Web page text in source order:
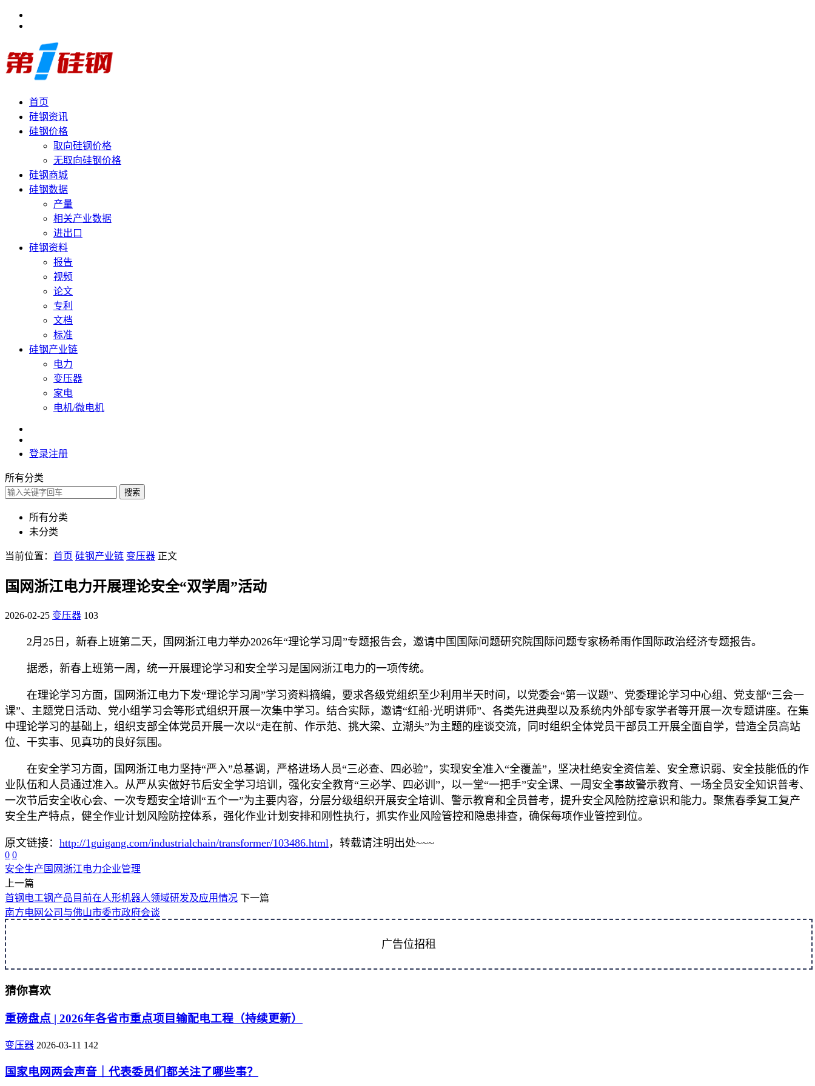
首页
硅钢资讯
硅钢价格
取向硅钢价格
无取向硅钢价格
硅钢商城
硅钢数据
产量
相关产业数据
进出口
硅钢资料
报告
视频
论文
专利
文档
标准
硅钢产业链
电力
变压器
家电
电机/微电机
登录注册
所有分类
搜索
所有分类
未分类
当前位置： 首页 硅钢产业链 变压器 正文
国网浙江电力开展理论安全“双学周”活动
2026-02-25 变压器 103
2月25日，新春上班第二天，国网浙江电力举办2026年“理论学习周”专题报告会，邀请中国国际问题研究院国际问题专家杨希雨作国际政治经济专题报告。
据悉，新春上班第一周，统一开展理论学习和安全学习是国网浙江电力的一项传统。
在理论学习方面，国网浙江电力下发“理论学习周”学习资料摘编，要求各级党组织至少利用半天时间，以党委会“第一议题”、党委理论学习中心组、党支部“三会一
课”、主题党日活动、党小组学习会等形式组织开展一次集中学习。结合实际，邀请“红船·光明讲师”、各类先进典型以及系统内外部专家学者等开展一次专题讲座。在集
中理论学习的基础上，组织支部全体党员开展一次以“走在前、作示范、挑大梁、立潮头”为主题的座谈交流，同时组织全体党员干部员工开展全面自学，营造全员高站
位、干实事、见真功的良好氛围。
在安全学习方面，国网浙江电力坚持“严入”总基调，严格进场人员“三必查、四必验”，实现安全准入“全覆盖”，坚决杜绝安全资信差、安全意识弱、安全技能低的作
业队伍和人员通过准入。从严从实做好节后安全学习培训，强化安全教育“三必学、四必训”，以一堂“一把手”安全课、一周安全事故警示教育、一场全员安全知识普考、
一次节后安全收心会、一次专题安全培训“五个一”为主要内容，分层分级组织开展安全培训、警示教育和全员普考，提升安全风险防控意识和能力。聚焦春季复工复产
安全生产特点，健全作业计划风险防控体系，强化作业计划安排和刚性执行，抓实作业风险管控和隐患排查，确保每项作业管控到位。
原文链接： http://1guigang.com/industrialchain/transformer/103486.html，转载请注明出处~~~
0 0
安全生产 国网浙江电力企业管理
上一篇
首钢电工钢产品目前在人形机器人领域研发及应用情况 下一篇
南方电网公司与佛山市委市政府会谈
广告位招租
猜你喜欢
重磅盘点 | 2026年各省市重点项目输配电工程（持续更新）
变压器 2026-03-11 142
国家电网两会声音｜代表委员们都关注了哪些事？